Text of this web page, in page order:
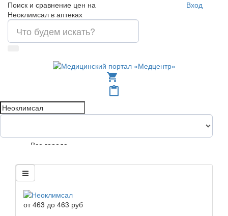
Поиск и сравнение цен на
Неоклимсал в аптеках
Вход
shopping_cart
content_paste
Все города
от463 до 463 руб